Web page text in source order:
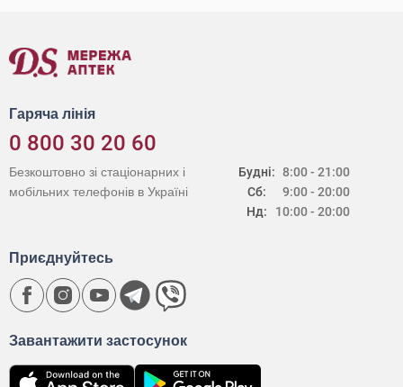
Гаряча лінія
0 800 30 20 60
Будні:
Сб:
Нд:
8:00 - 21:00
9:00 - 20:00
10:00 - 20:00
Безкоштовно зі стаціонарних і
мобільних телефонів в Україні
Завантажити застосунок
Приєднуйтесь